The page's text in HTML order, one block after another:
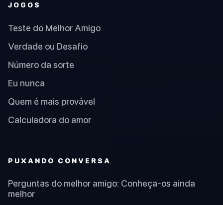
JOGOS
Teste do Melhor Amigo
Verdade ou Desafio
Número da sorte
Eu nunca
Quem é mais provável
Calculadora do amor
PUXANDO CONVERSA
Perguntas do melhor amigo: Conheça-os ainda
melhor